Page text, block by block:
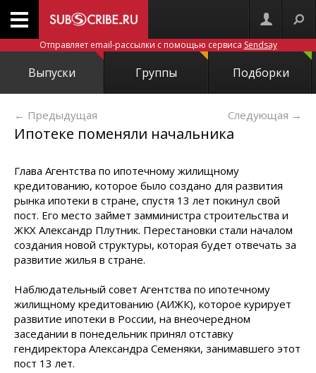
Отправляет email-рассылки с помощью сервиса Sendsay
Выпуски Группы Подборки
← Предыдущая Следующая →
Ипотеке поменяли начальника
Глава Агентства по ипотечному жилищному
кредитованию, которое было создано для развития
рынка ипотеки в стране, спустя 13 лет покинул свой
пост. Его место займет замминистра строительства и
ЖКХ Александр Плутник. Перестановки стали началом
создания новой структуры, которая будет отвечать за
развитие жилья в стране.
Наблюдательный совет Агентства по ипотечному
жилищному кредитованию (АИЖК), которое курирует
развитие ипотеки в России, на внеочередном
заседании в понедельник принял отставку
гендиректора Александра Семеняки, занимавшего этот
пост 13 лет.